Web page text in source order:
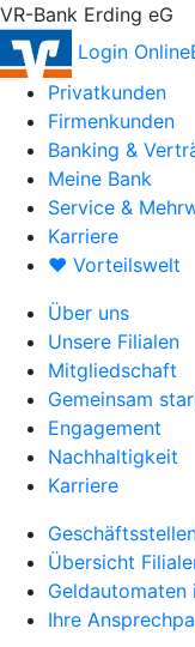
VR-Bank Erding eG
Login
Privatkunden
Firmenkunden
Banking &
Meine Bank
Service &
Karriere
♥ Vorteilswelt
Über uns
Unsere Filialen
Mitgliedschaft
Gemeinsam
Engagement
Nachhaltigkeit
Karriere
Übersicht
Geldautomaten
Ihre